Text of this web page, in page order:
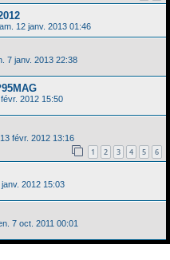
12 janv. 2013 01:46
7 janv. 2013 22:38
2012 15:50
févr. 2012 13:16
1 2 3 4 5 6
janv. 2012 15:03
7 oct. 2011 00:01